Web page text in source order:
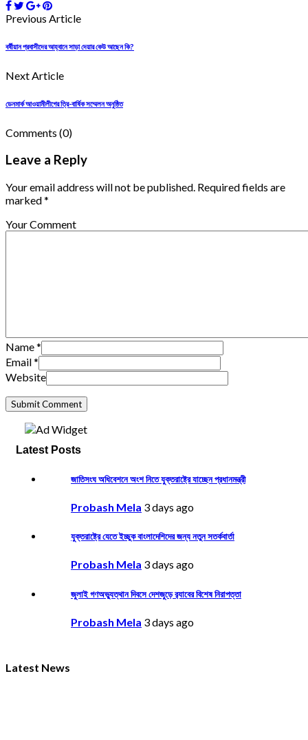
Previous Article
বর্ষীয়ান প্রবাসীদের আহ্বানে সাড়া দেয়ার কেউ আছেন কি?
Next Article
ডেনমার্ক আওয়ামীলীগের ত্রি-বার্ষিক সম্মেলন অনুষ্ঠিত
Comments (0)
Leave a Reply
Your email address will not be published. Required fields are
marked *
Your Comment
Name*
Email*
Website
Latest Posts
জাতিসংঘ অধিবেশনে অংশ নিতে যুক্তরাষ্ট্রে যাচ্ছেন প্রধানমন্ত্রী
Probash Mela 3 days ago
যুক্তরাষ্ট্রে যেতে ইচ্ছুক বাংলাদেশিদের জন্য নতুন সতর্কবার্তা
Probash Mela 3 days ago
জুলাই গণঅভ্যুত্থান দিবসে দেশজুড়ে র‌্যাবের বিশেষ নিরাপত্তা
Probash Mela 3 days ago
Latest News